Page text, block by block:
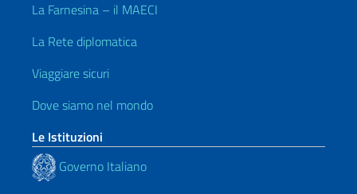
La Farnesina – il MAECI
La Rete diplomatica
Viaggiare sicuri
Dove siamo nel mondo
Le Istituzioni
Governo Italiano